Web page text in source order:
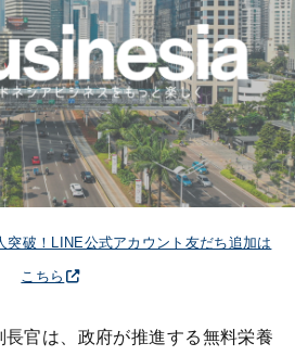
突破！LINE公式アカウント友だち追加は
こちら
官は、政府が推進する無料栄養